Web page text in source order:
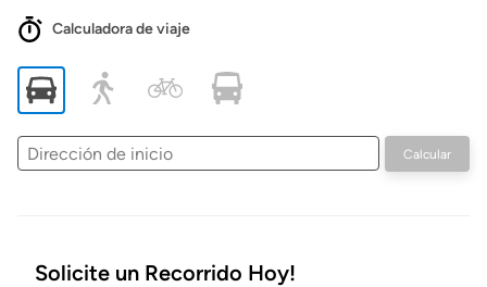
Calculadora de viaje
Dirección
de
Calcular
Solicite un Recorrido Hoy!